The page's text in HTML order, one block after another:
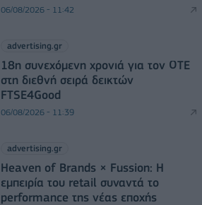
06/08/2026 - 11:42
advertising.gr
18η συνεχόμενη χρονιά για τον ΟΤΕ
στη διεθνή σειρά δεικτών
FTSE4Good
06/08/2026 - 11:39
advertising.gr
Heaven of Brands × Fussion: Η
εμπειρία του retail συναντά το
performance της νέας εποχής